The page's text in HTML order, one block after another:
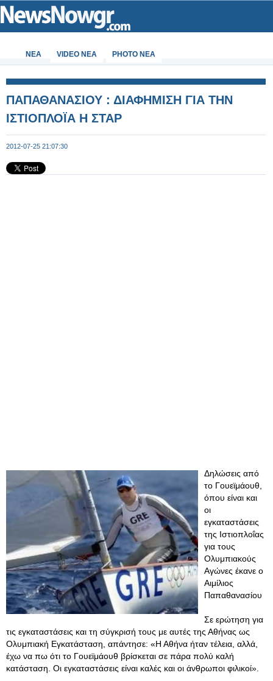
ΝΕΑ VIDEO NEA PHOTO NEA
ΠΑΠΑΘΑΝΑΣΙΟΥ : ΔΙΑΦΗΜΙΣΗ ΓΙΑ ΤΗΝ
ΙΣΤΙΟΠΛΟΪΑ Η ΣΤΑΡ
2012-07-25 21:07:30
Δηλώσεις από
το Γουεϊμάουθ,
όπου είναι και
οι
εγκαταστάσεις
της Ιστιοπλοΐας
για τους
Ολυμπιακούς
Αγώνες έκανε ο
Αιμίλιος
Παπαθανασίου
Σε ερώτηση για
τις εγκαταστάσεις και τη σύγκρισή τους με αυτές της Αθήνας ως
Ολυμπιακή Εγκατάσταση, απάντησε: «Η Αθήνα ήταν τέλεια, αλλά,
έχω να πω ότι το Γουεϊμάουθ βρίσκεται σε πάρα πολύ καλή
κατάσταση. Οι εγκαταστάσεις είναι καλές και οι άνθρωποι φιλικοί».